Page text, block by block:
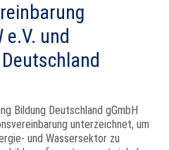
e.V. und
Bildung Deutschland gGmbH
unterzeichnet, um
und Wassersektor zu